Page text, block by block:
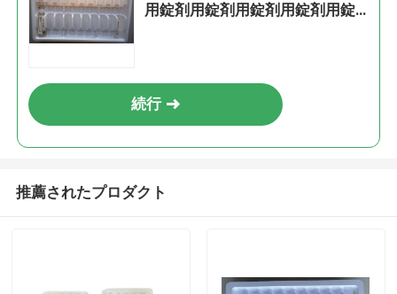
用錠剤用錠剤用錠剤用錠剤用錠
続行
推薦されたプロダクト